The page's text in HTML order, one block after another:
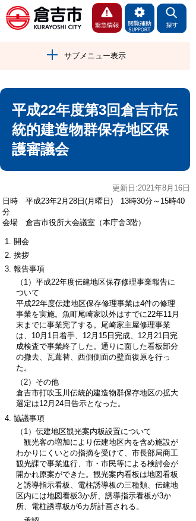
サブメニュー表示
平成22年度第3回倉吉市伝
統的建造物群保存地区保
護審議会
更新日:2021年8月16日
日時 平成23年2月28日(月曜日) 13時30分～15時40
分
会場 倉吉市役所大会議室（本庁舎3階）
開会
挨拶
報告事項
（1）平成22年度伝建地区保存修理事業報告に
ついて
平成22年度伝建地区保存修理事業は4件の修理
事業を実施。魚町尾崎家以外はすでに22年11月
末までに事業完了する。尾崎家主屋修理事業
は、10月1日着手、12月15日完成、12月21日完
成検査で事業終了した。通りに面した看板部分
の撤去、瓦葺替、西側側面の壁面復原を行っ
た。
（2）その他
倉吉市打吹玉川伝統的建造物群保存地区の拡大
選定は12月24日告示となった。
協議事項
（1）伝建地区観光案内板設置について
観光客の増加により伝建地区内を含め施設が
わかりにくいとの指摘を受けて、市長部局商工
観光課で事業進行、市・市民等による検討会が
開かれ原案ができた。観光案内看板は地図看板
と誘導指示看板、電柱誘導板の三種類、伝建地
区内には地図看板3か所、誘導指示看板が3か
所、電柱誘導板が6カ所計画される。